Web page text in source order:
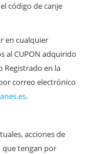
código de canje
en cualquier
al CUPON adquirido
Registrado en la
correo electrónico
.
acciones de
que tengan por